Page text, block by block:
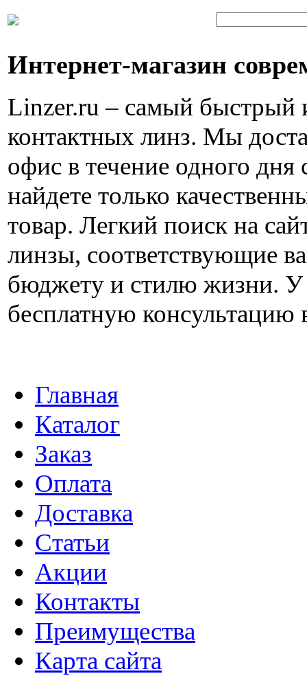
Интернет-магазин
Linzer.ru – самый быстрый
контактных линз. Мы
офис в течение одного дня
найдете только
товар. Легкий поиск на
линзы, соответствующие
бюджету и стилю жизни. У
бесплатную консультацию
Главная
Каталог
Заказ
Оплата
Доставка
Статьи
Акции
Контакты
Преимущества
Карта сайта